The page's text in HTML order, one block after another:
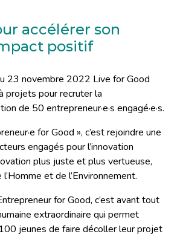
accélérer son
positif
23 novembre 2022 Live for Good
projets pour recruter la
de 50 entrepreneur·e·s engagé·e·s.
for Good », c’est rejoindre une
engagés pour l’innovation
plus juste et plus vertueuse,
et de l’Environnement.
for Good, c’est avant tout
extraordinaire qui permet
jeunes de faire décoller leur projet